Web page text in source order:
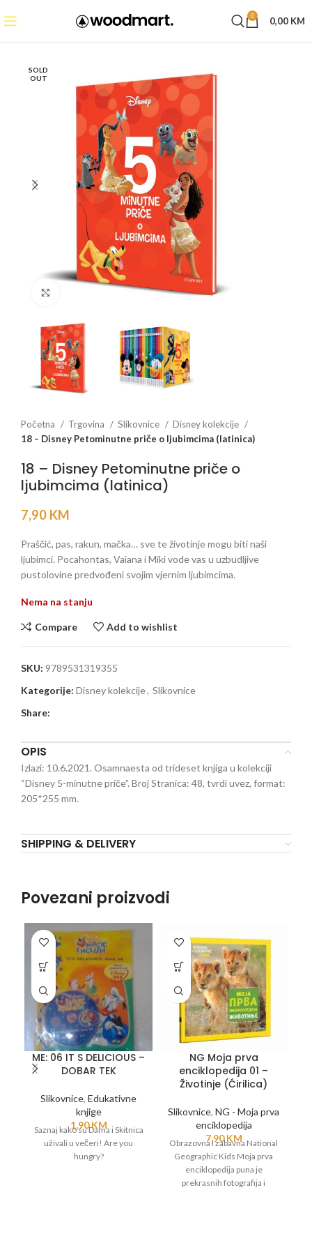
0 0,00 KM
SOLD
OUT
Početna Trgovina Slikovnice
Disney kolekcije
18 – Disney Petominutne priče o ljubimcima (latinica)
18 – Disney Petominutne priče o
ljubimcima (latinica)
7,90 KM
Praščić, pas, rakun, mačka… sve te životinje mogu biti naši
ljubimci. Pocahontas, Vaiana i Miki vode vas u uzbudljive
pustolovine predvođeni svojim vjernim ljubimcima.
Nema na stanju
Compare Add to wishlist
SKU: 9789531319355
Kategorije: Disney kolekcije, Slikovnice
Share:
OPIS
Izlazi: 10.6.2021. Osamnaesta od trideset knjiga u kolekciji
“Disney 5-minutne priče”. Broj Stranica: 48, tvrdi uvez, format:
205*255 mm.
SHIPPING & DELIVERY
Povezani proizvodi
ME: 06 IT S DELICIOUS –
DOBAR TEK
Slikovnice, Edukativne
knjige
1,90KM
Saznaj kako su Dama i Skitnica
uživali u večeri! Are you
hungry?
NG Moja prva
enciklopedija 01 –
Životinje (Ćirilica)
Slikovnice, NG - Moja prva
enciklopedija
7,90KM
Obrazovna i zabavna National
Geographic Kids Moja prva
enciklopedija puna je
prekrasnih fotografija i